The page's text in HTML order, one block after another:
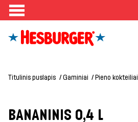
Titulinis puslapis Gaminiai Pieno kokteiliai
BANANINIS 0,4 L